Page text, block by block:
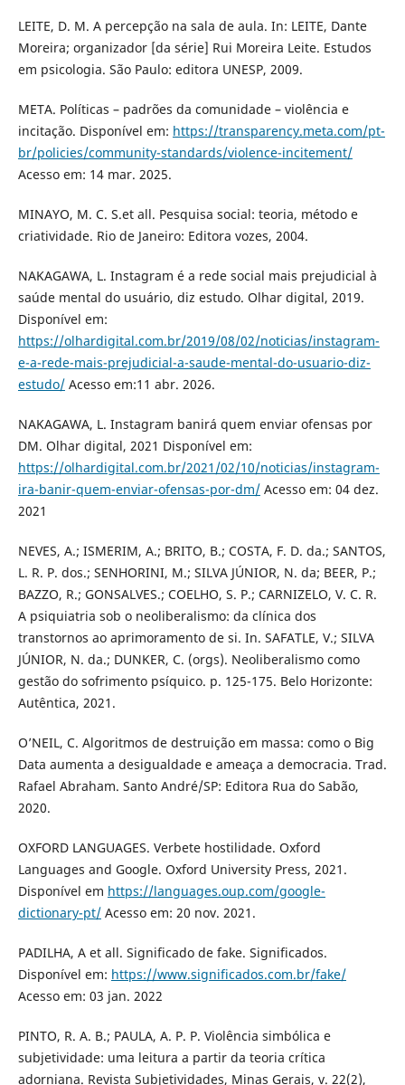
LEITE, D. M. A percepção na sala de aula. In: LEITE, Dante
Moreira; organizador [da série] Rui Moreira Leite. Estudos
em psicologia. São Paulo: editora UNESP, 2009.
META. Políticas – padrões da comunidade – violência e
incitação. Disponível em: https://transparency.meta.com/pt-
br/policies/community-standards/violence-incitement/
Acesso em: 14 mar. 2025.
MINAYO, M. C. S.et all. Pesquisa social: teoria, método e
criatividade. Rio de Janeiro: Editora vozes, 2004.
NAKAGAWA, L. Instagram é a rede social mais prejudicial à
saúde mental do usuário, diz estudo. Olhar digital, 2019.
Disponível em:
https://olhardigital.com.br/2019/08/02/noticias/instagram-
e-a-rede-mais-prejudicial-a-saude-mental-do-usuario-diz-
estudo/Acesso em:11 abr. 2026.
NAKAGAWA, L. Instagram banirá quem enviar ofensas por
DM. Olhar digital, 2021 Disponível em:
https://olhardigital.com.br/2021/02/10/noticias/instagram-
ira-banir-quem-enviar-ofensas-por-dm/Acesso em: 04 dez.
2021
NEVES, A.; ISMERIM, A.; BRITO, B.; COSTA, F. D. da.; SANTOS,
L. R. P. dos.; SENHORINI, M.; SILVA JÚNIOR, N. da; BEER, P.;
BAZZO, R.; GONSALVES.; COELHO, S. P.; CARNIZELO, V. C. R.
A psiquiatria sob o neoliberalismo: da clínica dos
transtornos ao aprimoramento de si. In. SAFATLE, V.; SILVA
JÚNIOR, N. da.; DUNKER, C. (orgs). Neoliberalismo como
gestão do sofrimento psíquico. p. 125-175. Belo Horizonte:
Autêntica, 2021.
O’NEIL, C. Algoritmos de destruição em massa: como o Big
Data aumenta a desigualdade e ameaça a democracia. Trad.
Rafael Abraham. Santo André/SP: Editora Rua do Sabão,
2020.
OXFORD LANGUAGES. Verbete hostilidade. Oxford
Languages and Google. Oxford University Press, 2021.
Disponível em https://languages.oup.com/google-
dictionary-pt/Acesso em: 20 nov. 2021.
PADILHA, A et all. Significado de fake. Significados.
Disponível em: https://www.significados.com.br/fake/
Acesso em: 03 jan. 2022
PINTO, R. A. B.; PAULA, A. P. P. Violência simbólica e
subjetividade: uma leitura a partir da teoria crítica
adorniana. Revista Subjetividades, Minas Gerais, v. 22(2),